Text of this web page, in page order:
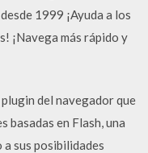
1999 ¡Ayuda a los
¡Navega más rápido y
del navegador que
basadas en Flash, una
sus posibilidades